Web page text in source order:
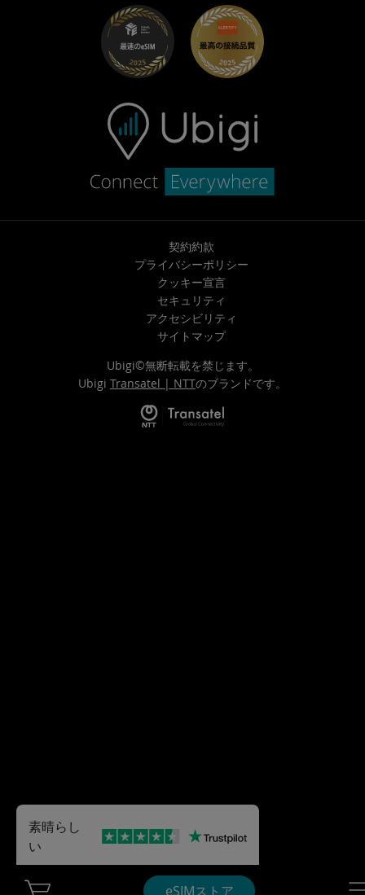
eSIMストア
トラブルシューティング
ヘルプセンター
お問い合わせ先
契約約款
プライバシーポリシー
クッキー宣言
セキュリティ
アクセシビリティ
サイトマップ
Ubigi©無断転載を禁じます。
Ubigi Transatel | NTTのブランドです。
素晴らし
い